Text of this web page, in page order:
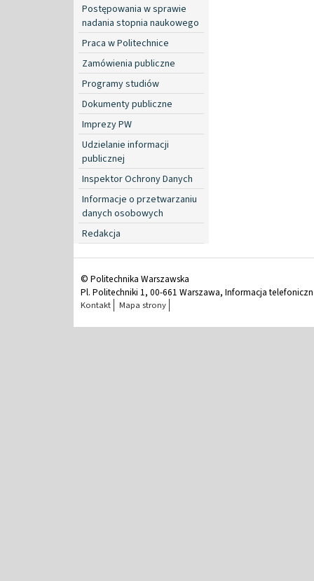
Postępowania w sprawie
nadania stopnia naukowego
Praca w Politechnice
Zamówienia publiczne
Programy studiów
Dokumenty publiczne
Imprezy PW
Udzielanie informacji
publicznej
Inspektor Ochrony Danych
Informacje o przetwarzaniu
danych osobowych
Redakcja
© Politechnika Warszawska
Pl. Politechniki 1, 00-661 Warszawa, Informacja
Kontakt Mapa strony